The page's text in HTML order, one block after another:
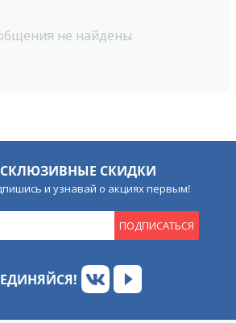
не найдены
СКИДКИ
и узнавай о акциях первым!
ПОДПИСАТЬСЯ